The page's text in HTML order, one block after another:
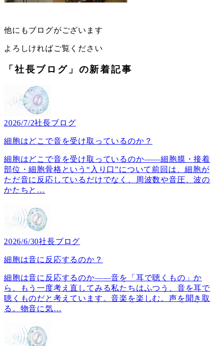
他にもブログがございます
よろしければご覧ください
「社長ブログ」の新着記事
2026/7/2社長ブログ
細胞はどこで音を受け取っているのか？
細胞はどこで音を受け取っているのか――細胞膜・接着
部位・細胞骨格という“入り口”について前回は、細胞が
ただ音に反応しているだけでなく、周波数や音圧、波の
かたちと …
2026/6/30社長ブログ
細胞は音に反応するのか？
細胞は音に反応するのか――音を「耳で聴くもの」か
ら、もう一度考え直してみる私たちはふつう、音を耳で
聴くものだと考えています。音楽を楽しむ。声を聞き取
る。物音に気…